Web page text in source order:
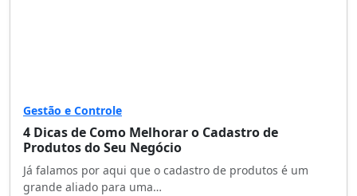
Gestão e Controle
4 Dicas de Como Melhorar o Cadastro de
Produtos do Seu Negócio
Já falamos por aqui que o cadastro de produtos é um
grande aliado para uma…